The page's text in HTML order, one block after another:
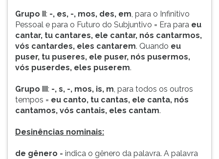
Grupo II: -, es, -, mos, des, em, para o Infinitivo
Pessoal e para o Futuro do Subjuntivo = Era para eu
cantar, tu cantares, ele cantar, nós cantarmos,
vós cantardes, eles cantarem. Quando eu
puser, tu puseres, ele puser, nós pusermos,
vós puserdes, eles puserem.
Grupo III: -, s, -, mos, is, m, para todos os outros
tempos = eu canto, tu cantas, ele canta, nós
cantamos, vós cantais, eles cantam.
Desinências nominais:
de gênero = indica o gênero da palavra. A palavra